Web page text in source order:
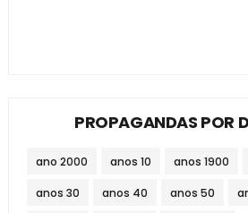
PROPAGANDAS POR
ano 2000 anos 10 anos 1900
anos 30 anos 40 anos 50